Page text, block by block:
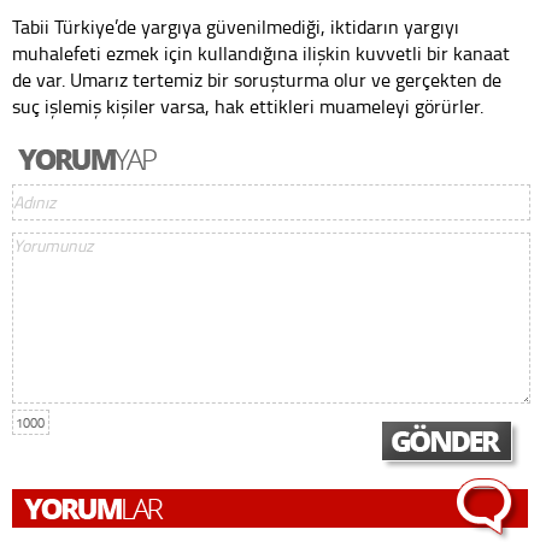
Tabii Türkiye’de yargıya güvenilmediği, iktidarın yargıyı
muhalefeti ezmek için kullandığına ilişkin kuvvetli bir kanaat
de var. Umarız tertemiz bir soruşturma olur ve gerçekten de
suç işlemiş kişiler varsa, hak ettikleri muameleyi görürler.
1000